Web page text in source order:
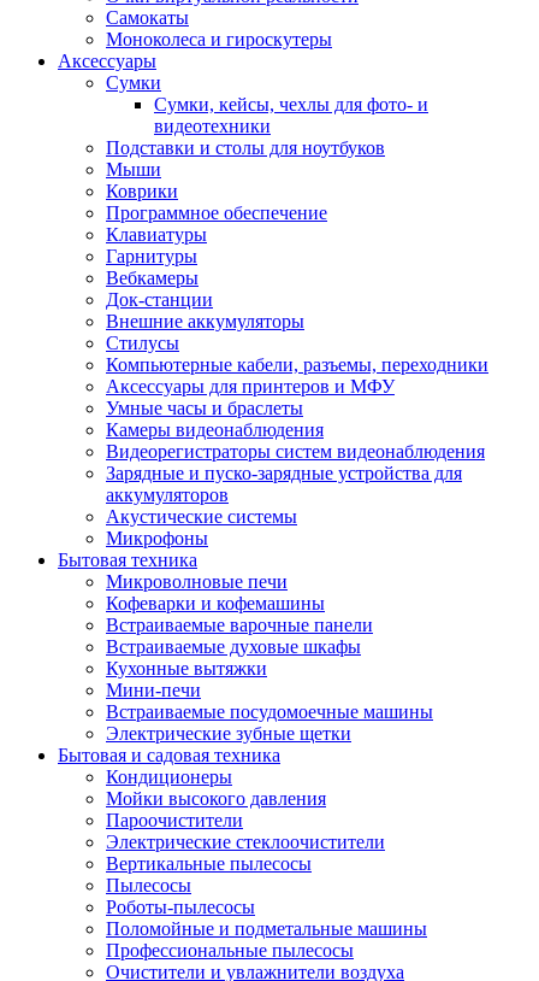
Самокаты
Моноколеса и гироскутеры
Аксессуары
Сумки
Сумки, кейсы, чехлы для фото- и
видеотехники
Подставки и столы для ноутбуков
Мыши
Коврики
Программное обеспечение
Клавиатуры
Гарнитуры
Вебкамеры
Док-станции
Внешние аккумуляторы
Стилусы
Компьютерные кабели, разъемы, переходники
Аксессуары для принтеров и МФУ
Умные часы и браслеты
Камеры видеонаблюдения
Видеорегистраторы систем видеонаблюдения
Зарядные и пуско-зарядные устройства для
аккумуляторов
Акустические системы
Микрофоны
Бытовая техника
Микроволновые печи
Кофеварки и кофемашины
Встраиваемые варочные панели
Встраиваемые духовые шкафы
Кухонные вытяжки
Мини-печи
Встраиваемые посудомоечные машины
Электрические зубные щетки
Бытовая и садовая техника
Кондиционеры
Мойки высокого давления
Пароочистители
Электрические стеклоочистители
Вертикальные пылесосы
Пылесосы
Роботы-пылесосы
Поломойные и подметальные машины
Профессиональные пылесосы
Очистители и увлажнители воздуха